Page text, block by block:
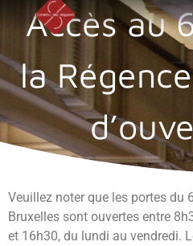
Accès au
la
Veuillez noter que les portes du
Bruxelles sont ouvertes entre
et 16h30, du lundi au vendredi.